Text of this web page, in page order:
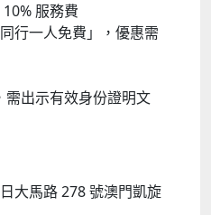
服務費
行一人免費」，優惠需
需出示有效身份證明文
大馬路 278 號澳門凱旋